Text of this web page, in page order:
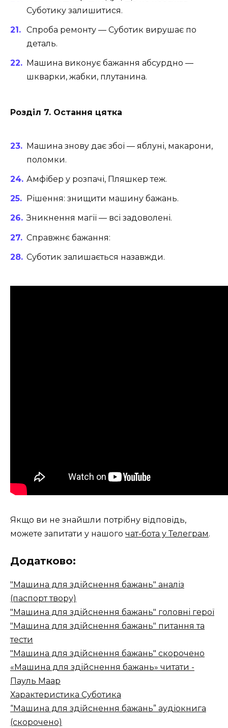
Суботику залишитися.
Спроба ремонту — Суботик вирушає по
деталь.
Машина виконує бажання абсурдно —
шкварки, жабки, плутанина.
Розділ 7. Остання цятка
Машина знову дає збої — яблуні, макарони,
поломки.
Амфібер у розпачі, Пляшкер теж.
Рішення: знищити машину бажань.
Зникнення магії — всі задоволені.
Справжнє бажання:
Суботик залишається назавжди.
Якщо ви не знайшли потрібну відповідь,
можете запитати у нашого чат-бота у Телеграм.
Додатково:
"Машина для здійснення бажань" аналіз
(паспорт твору)
"Машина для здійснення бажань" головні герої
"Машина для здійснення бажань" питання та
тести
"Машина для здійснення бажань" скорочено
«Машина для здійснення бажань» читати -
Пауль Маар
Характеристика Суботика
“Машина для здійснення бажань” аудіокнига
(скорочено)